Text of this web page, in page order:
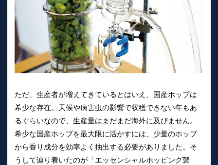
ただ、生産者が増えてきているとはいえ、国産ホップは
希少な存在。天候や病害虫の影響で収穫できない年もあ
るぐらいなので、生産量はまだまだ海外に及びません。
希少な国産ホップを最大限に活かすには、少量のホップ
から香り成分を効率よく抽出する必要がありました。そ
うして辿り着いたのが「エッセンシャルホッピング製